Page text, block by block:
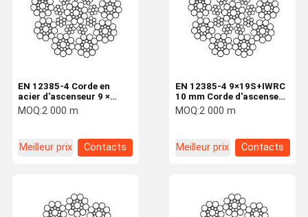
EN 12385-4 Corde en
acier d'ascenseur 9 ×
19S+IWRC 8 mm de
diamètre nominal
MOQ:2 000 m
Meilleur prix Contacts
EN 12385-4 9×19S+IWRC
10 mm Corde d'ascenseur
en acier Corde de
traction
MOQ:2 000 m
Meilleur prix Contacts